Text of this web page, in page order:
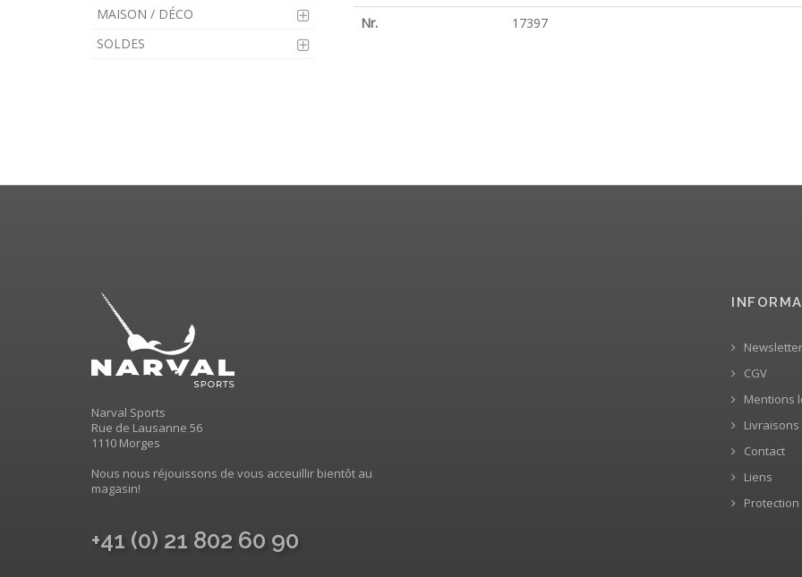
MAISON / DÉCO
SOLDES
Nr.
17397
Narval Sports
Rue de Lausanne 56
1110 Morges
Nous nous réjouissons de vous acceuillir bientôt au
magasin!
+41 (0) 21 802 60 90
Newsletter
CGV
Mentions
Livraisons
Contact
Liens